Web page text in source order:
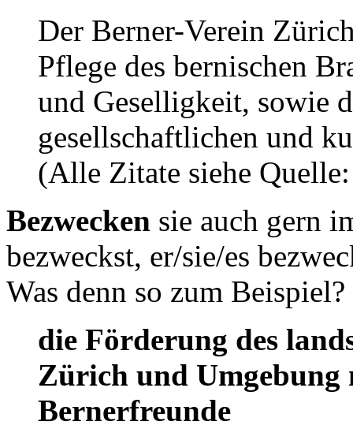
Der Berner-Verein
Pflege des bernischen
und Geselligkeit, sowie
gesellschaftlichen und
(Alle Zitate siehe
Bezwecken sie auch gern
bezweckst, er/sie/es
Was denn so zum Beispiel?
die Förderung des
Zürich und Umgebung
Bernerfreunde